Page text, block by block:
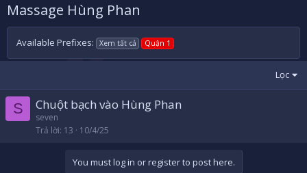
Massage Hùng Phan
Available Prefixes: Xem tất cả Quận 1
Lọc
S Chuột bạch vào Hùng Phan
seven
Trả lời 13 10/4/25
You must log in or register to post here.